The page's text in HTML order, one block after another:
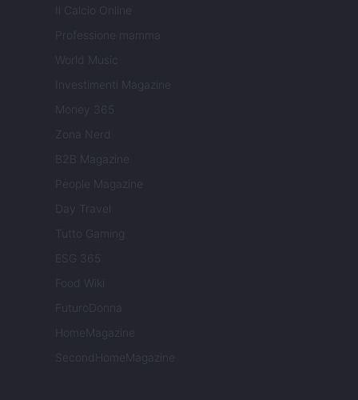
Il Calcio Online
Professione mamma
World Music
Investimenti Magazine
Money 365
Zona Nerd
B2B Magazine
People Magazine
Day Travel
Tutto Gaming
ESG 365
Food Wiki
FuturoDonna
HomeMagazine
SecondHomeMagazine